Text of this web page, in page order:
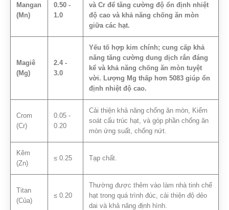
Mangan
(Mn)
0.50 -
1.0
và Cr để tăng cường độ ổn định nhiệt
độ cao và khả năng chống ăn mòn
giữa các hạt.
Magiê
(Mg)
2.4 -
3.0
Yếu tố hợp kim chính; cung cấp khả
năng tăng cường dung dịch rắn đáng
kể và khả năng chống ăn mòn tuyệt
vời. Lượng Mg thấp hơn 5083 giúp ổn
định nhiệt độ cao.
Crom
(Cr)
0.05 -
0.20
Cải thiện khả năng chống ăn mòn, Kiểm
soát cấu trúc hạt, và góp phần chống ăn
mòn ứng suất, chống nứt.
Kẽm
(Zn)
≤ 0.25 Tạp chất.
Titan
(Của)
≤ 0.20
Thường được thêm vào làm nhà tinh chế
hạt trong quá trình đúc, cải thiện độ dẻo
dai và khả năng định hình.